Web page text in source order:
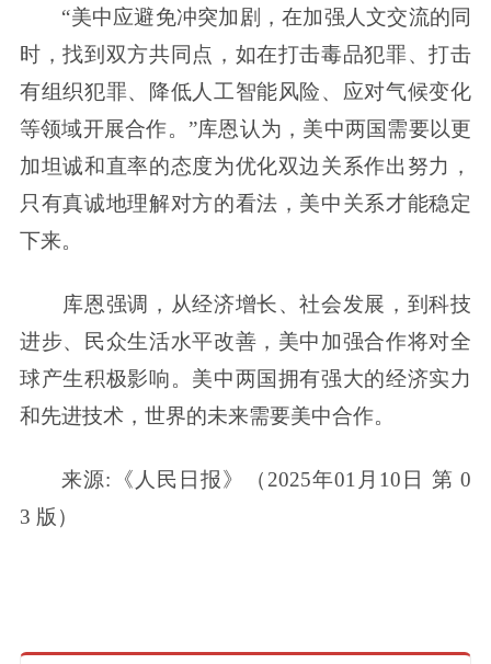
“美中应避免冲突加剧，在加强人文交流的同
时，找到双方共同点，如在打击毒品犯罪、打击
有组织犯罪、降低人工智能风险、应对气候变化
等领域开展合作。”库恩认为，美中两国需要以更
加坦诚和直率的态度为优化双边关系作出努力，
只有真诚地理解对方的看法，美中关系才能稳定
下来。
库恩强调，从经济增长、社会发展，到科技
进步、民众生活水平改善，美中加强合作将对全
球产生积极影响。美中两国拥有强大的经济实力
和先进技术，世界的未来需要美中合作。
来源:《人民日报》（2025年01月10日 第 0
3 版）